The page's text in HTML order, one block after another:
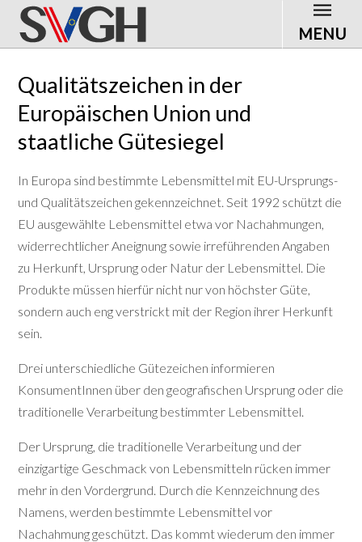
MENU
Qualitätszeichen in der
Europäischen Union und
staatliche Gütesiegel
In Europa sind bestimmte Lebensmittel mit EU-Ursprungs-
und Qualitätszeichen gekennzeichnet. Seit 1992 schützt die
EU ausgewählte Lebensmittel etwa vor Nachahmungen,
widerrechtlicher Aneignung sowie irreführenden Angaben
zu Herkunft, Ursprung oder Natur der Lebensmittel. Die
Produkte müssen hierfür nicht nur von höchster Güte,
sondern auch eng verstrickt mit der Region ihrer Herkunft
sein.
Drei unterschiedliche Gütezeichen informieren
KonsumentInnen über den geografischen Ursprung oder die
traditionelle Verarbeitung bestimmter Lebensmittel.
Der Ursprung, die traditionelle Verarbeitung und der
einzigartige Geschmack von Lebensmitteln rücken immer
mehr in den Vordergrund. Durch die Kennzeichnung des
Namens, werden bestimmte Lebensmittel vor
Nachahmung geschützt. Das kommt wiederum den immer